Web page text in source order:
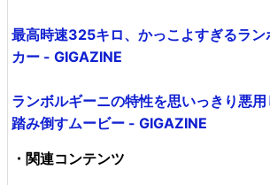
最高時速325キロ、かっこよすぎるラン
カー - GIGAZINE
ランボルギーニの特性を思いっきり悪
踏み倒すムービー - GIGAZINE
・関連コンテンツ